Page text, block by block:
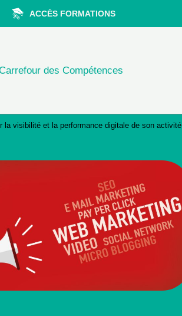
ACCÈS FORMATIONS
des Compétences
la visibilité et la performance digitale de son activité